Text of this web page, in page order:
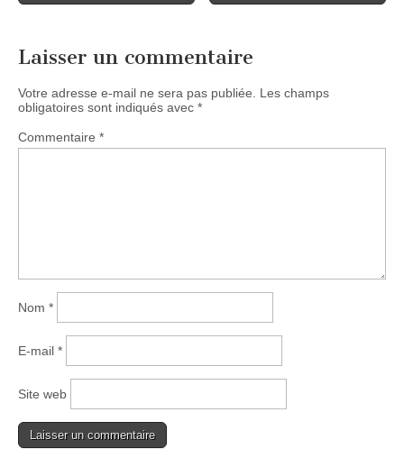
Laisser un commentaire
Votre adresse e-mail ne sera pas publiée.
Les champs
obligatoires sont indiqués avec *
Commentaire *
Nom *
E-mail *
Site web